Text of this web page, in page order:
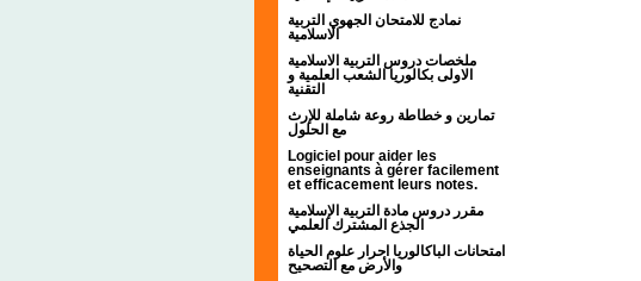
نمادج للامتحان الجهوي التربية
الاسلامية
ملخصات دروس التربية الاسلامية
الاولى بكالوريا الشعب العلمية و
التقنية
تمارين و خطاطة روعة شاملة للإرث
مع الحلول
Logiciel pour aider les
enseignants à gérer facilement
et efficacement leurs notes.
مقرر دروس مادة التربية الإسلامية
الجذع المشترك العلمي
امتحانات الباكالوريا احرار علوم الحياة
والأرض مع التصحيح